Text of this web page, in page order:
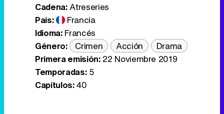
Cadena:Atreseries
País:
Francia
Idioma: Francés
Género:
Crimen Acción
Drama
Primera emisión:22 Noviembre 2019
Temporadas:5
Capítulos:40